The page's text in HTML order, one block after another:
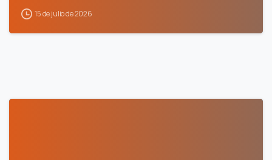
15 de julio de 2026